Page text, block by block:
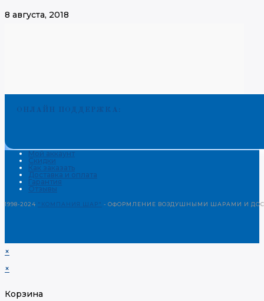
8 августа, 2018
ОНЛАЙН ПОДДЕРЖКА:
Мой аккаунт
Скидки
Как заказать
Доставка и оплата
Гарантия
Отзывы
1998-2024 "КОМПАНИЯ ШАР" - ОФОРМЛЕНИЕ ВОЗДУШНЫМИ ШАРАМИ И
×
×
Корзина